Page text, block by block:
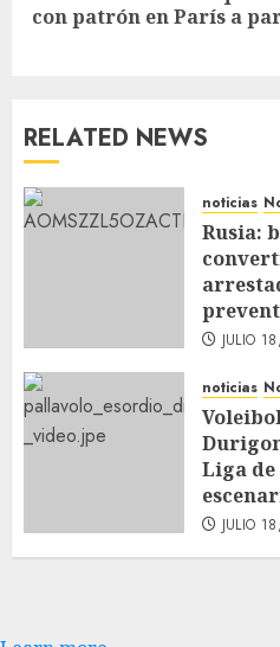
con patrón en París a
RELATED NEWS
noticias
Rusia:
JULIO
noticias
Liga de
JULIO